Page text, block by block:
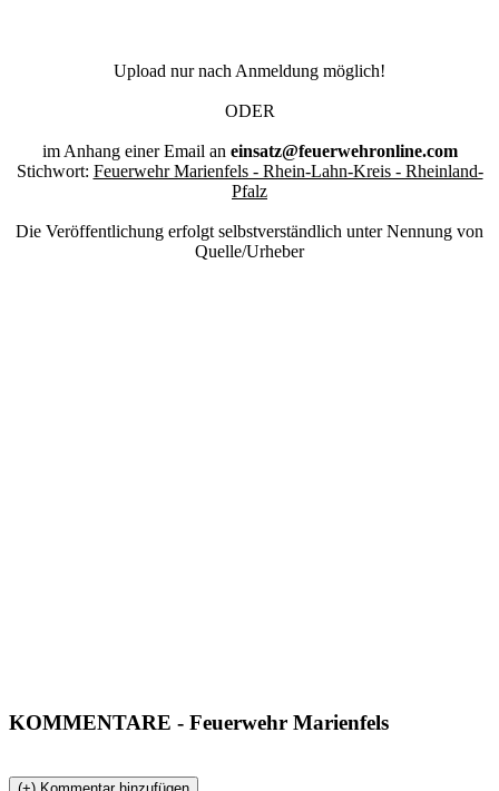
Upload nur nach Anmeldung möglich!
ODER
im Anhang einer Email an einsatz@feuerwehronline.com
Stichwort: Feuerwehr Marienfels - Rhein-Lahn-Kreis - Rheinland-
Pfalz
Die Veröffentlichung erfolgt selbstverständlich unter Nennung von
Quelle/Urheber
KOMMENTARE - Feuerwehr Marienfels